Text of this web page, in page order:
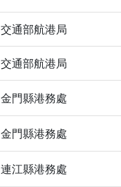
交通部航港局
交通部航港局
金門縣港務處
金門縣港務處
連江縣港務處